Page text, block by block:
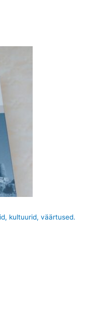
kultuurid, väärtused.